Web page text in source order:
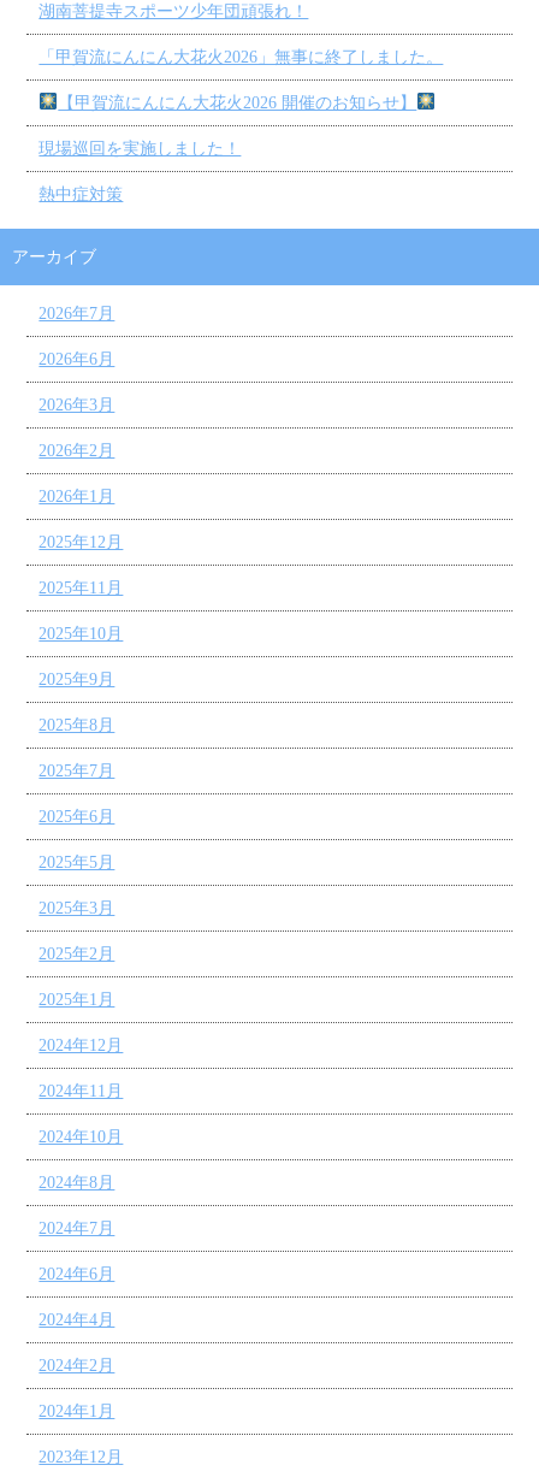
湖南菩提寺スポーツ少年団頑張れ！
「甲賀流にんにん大花火2026」無事に終了しました。
【甲賀流にんにん大花火2026 開催のお知らせ】
現場巡回を実施しました！
熱中症対策
アーカイブ
2026年7月
2026年6月
2026年3月
2026年2月
2026年1月
2025年12月
2025年11月
2025年10月
2025年9月
2025年8月
2025年7月
2025年6月
2025年5月
2025年3月
2025年2月
2025年1月
2024年12月
2024年11月
2024年10月
2024年8月
2024年7月
2024年6月
2024年4月
2024年2月
2024年1月
2023年12月